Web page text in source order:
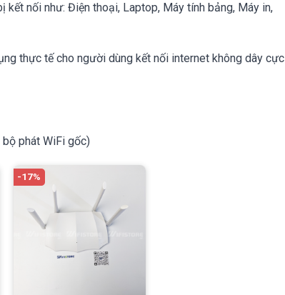
nối như: Điện thoại, Laptop, Máy tính bảng, Máy in,
thực tế cho người dùng kết nối internet không dây cực
phát WiFi gốc)
-17%